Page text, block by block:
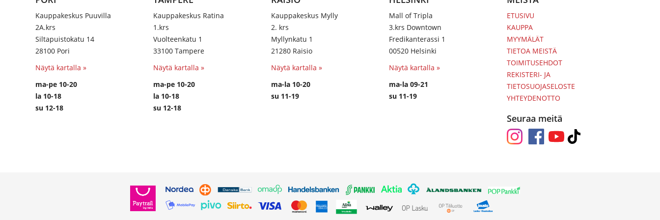
Kauppakeskus Puuvilla
2A.krs
Siltapuistokatu 14
28100 Pori
Näytä kartalla »
ma-pe 10-20
la 10-18
su 12-18
Kauppakeskus Ratina
1.krs
Vuolteenkatu 1
33100 Tampere
Näytä kartalla »
ma-pe 10-20
la 10-18
su 12-18
Kauppakeskus Mylly
2. krs
Myllynkatu 1
21280 Raisio
Näytä kartalla »
ma-la 10-20
su 11-19
Mall of Tripla
3.krs Downtown
Fredikanterassi 1
00520 Helsinki
Näytä kartalla »
ma-la 09-21
su 11-19
ETUSIVU
KAUPPA
MYYMÄLÄT
TIETOA MEISTÄ
TOIMITUSEHDOT
REKISTERI- JA
TIETOSUOJASELOSTE
YHTEYDENOTTO
Seuraa meitä